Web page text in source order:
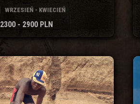
WRZESIEŃ - KWIECIEŃ
2300 - 2900 PLN